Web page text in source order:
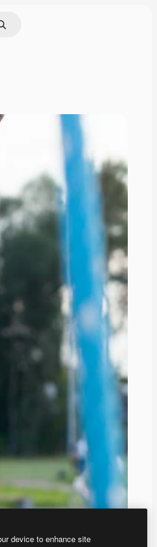
по изображению
Поиск
device to enhance site